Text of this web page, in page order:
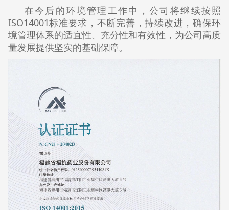
在今后的环境管理工作中，公司将继续按照
ISO14001标准要求，不断完善，持续改进，确保环
境管理体系的适宜性、充分性和有效性，为公司高质
量发展提供坚实的基础保障。